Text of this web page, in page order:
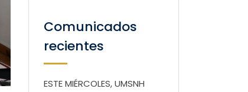
Comunicados
recientes
ESTE MIÉRCOLES, UMSNH